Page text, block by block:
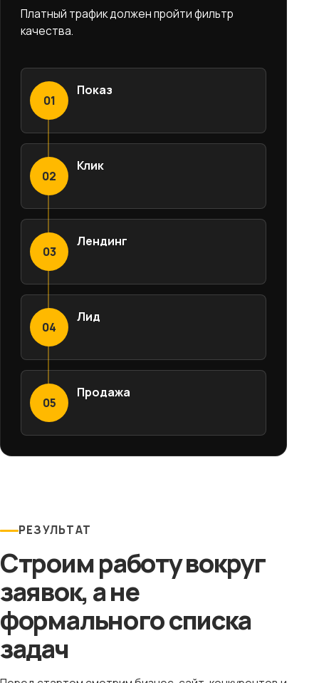
Платный трафик должен пройти фильтр
качества.
01
Показ
02
Клик
03
Лендинг
04
Лид
05
Продажа
РЕЗУЛЬТАТ
Строим работу вокруг
заявок, а не
формального списка
задач